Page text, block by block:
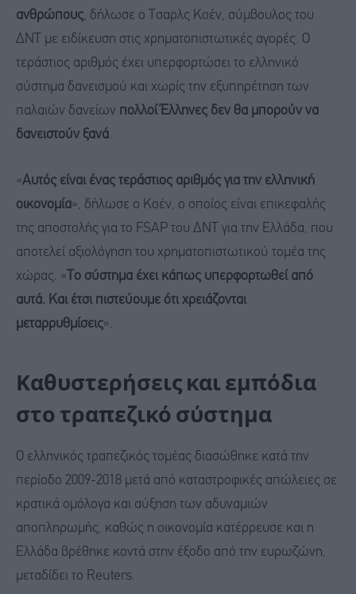
ανθρώπους, δήλωσε ο Τσαρλς Κοέν, σύμβουλος του
ΔΝΤ με ειδίκευση στις χρηματοπιστωτικές αγορές. Ο
τεράστιος αριθμός έχει υπερφορτώσει το ελληνικό
σύστημα δανεισμού και χωρίς την εξυπηρέτηση των
παλαιών δανείων πολλοί Έλληνες δεν θα μπορούν να
δανειστούν ξανά.
«Αυτός είναι ένας τεράστιος αριθμός για την ελληνική
οικονομία», δήλωσε ο Κοέν, ο οποίος είναι επικεφαλής
της αποστολής για το FSAP του ΔΝΤ για την Ελλάδα, που
αποτελεί αξιολόγηση του χρηματοπιστωτικού τομέα της
χώρας. « Το σύστημα έχει κάπως υπερφορτωθεί από
αυτά. Και έτσι πιστεύουμε ότι χρειάζονται
μεταρρυθμίσεις».
Καθυστερήσεις και εμπόδια
στο τραπεζικό σύστημα
Ο ελληνικός τραπεζικός τομέας διασώθηκε κατά την
περίοδο 2009-2018 μετά από καταστροφικές απώλειες σε
κρατικά ομόλογα και αύξηση των αδυναμιών
αποπληρωμής, καθώς η οικονομία κατέρρευσε και η
Ελλάδα βρέθηκε κοντά στην έξοδο από την ευρωζώνη,
μεταδίδει το Reuters.